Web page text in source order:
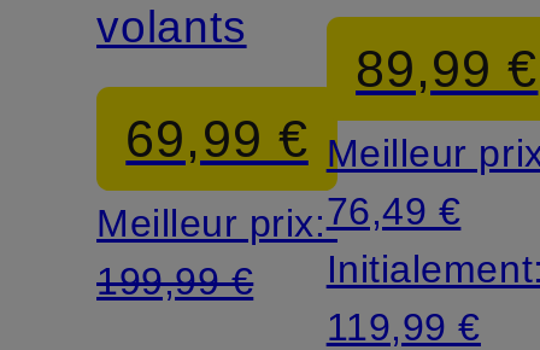
volants
69,99 €
Meilleur prix:
199,99 €
89,99 €
Meilleur
76,49 €
119,99 €